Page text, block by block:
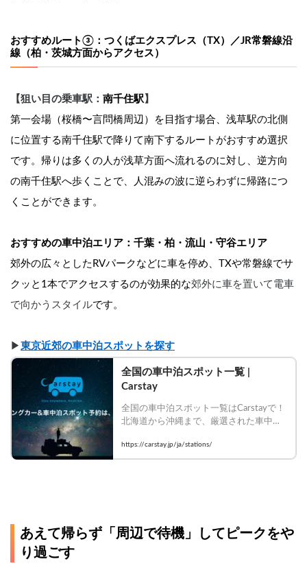
おすすめルート③：つくばエクスプレス（TX）／JR常磐線沿
線（柏・茨城方面からアクセス）
【狙い目の乗車駅： 南千住駅 】
第一会場（桜橋〜言問橋周辺）を目指す場合、浅草駅の北側
に位置する南千住駅で降りて南下するルートがおすすめ選択
です。帰りは多くの人が浅草方面へ流れるのに対し、逆方向
の南千住駅へ歩くことで、人混みの波に逆らわずに帰路につ
くことができます。
おすすめの車中泊エリア：千葉・柏・流山・守谷エリア
郊外の広々としたRVパークなどに車を停め、TXや常磐線でサ
クッと1本でアクセスするのが効果的な郊外に車を置いて電車
で向かうスタイルです。
▶︎ 東京近郊の車中泊スポットを探す
全国の車中泊スポット一覧 |
Carstay
全国の車中泊スポット一覧はCarstayで！
北海道から沖縄まで、厳選された車中泊
約！
https://carstay.jp/ja/stations/
あえて帰らず「周辺で待機」してピークをや
り過ごす